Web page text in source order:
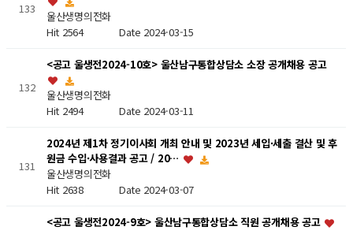
133
울산생명의전화
Hit 2564 Date 2024-03-15
132
<공고 울생전2024-10호> 울산남구통합상담소 소장 공개채용 공고
울산생명의전화
Hit 2494 Date 2024-03-11
131
2024년 제1차 정기이사회 개최 안내 및 2023년 세입·세출 결산 및 후
원금 수입·사용결과 공고 / 20…
울산생명의전화
Hit 2638 Date 2024-03-07
<공고 울생전2024-9호> 울산남구통합상담소 직원 공개채용 공고